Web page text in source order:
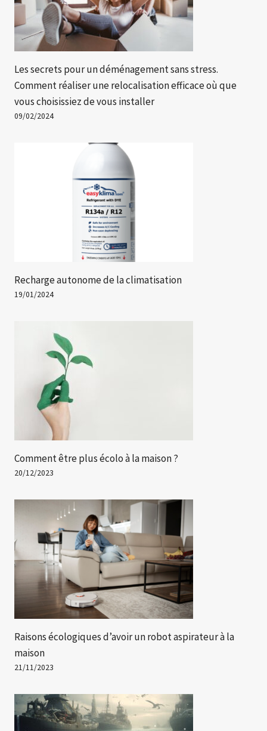
Les secrets pour un déménagement sans stress.
Comment réaliser une relocalisation efficace où que
vous choisissiez de vous installer
09/02/2024
Recharge autonome de la climatisation
19/01/2024
Comment être plus écolo à la maison ?
20/12/2023
Raisons écologiques d’avoir un robot aspirateur à la
maison
21/11/2023